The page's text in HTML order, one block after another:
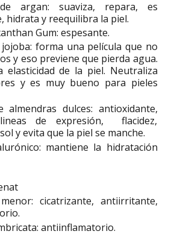
argan: suaviza, repara, es
hidrata y reequilibra la piel.
Gum: espesante.
jojoba: forma una película que no
y eso previene que pierda agua.
elasticidad de la piel. Neutraliza
y es muy bueno para pieles
almendras dulces: antioxidante,
de expresión, flacidez,
y evita que la piel se manche.
mantiene la hidratación
cicatrizante, antiirritante,
antiinflamatorio.